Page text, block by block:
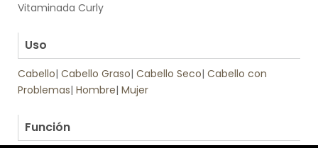
Vitaminada Curly
Uso
Cabello| Cabello Graso| Cabello Seco| Cabello con
Problemas| Hombre| Mujer
Función